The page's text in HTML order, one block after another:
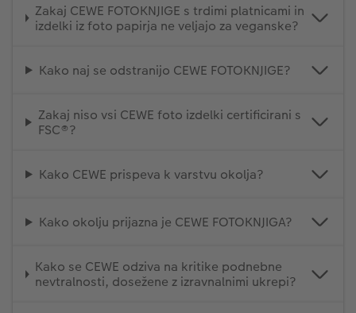
Zakaj CEWE FOTOKNJIGE s trdimi platnicami in
izdelki iz foto papirja ne veljajo za veganske?
Kako naj se odstranijo CEWE FOTOKNJIGE?
Zakaj niso vsi CEWE foto izdelki certificirani s
FSC®?
Kako CEWE prispeva k varstvu okolja?
Kako okolju prijazna je CEWE FOTOKNJIGA?
Kako se CEWE odziva na kritike podnebne
nevtralnosti, dosežene z izravnalnimi ukrepi?